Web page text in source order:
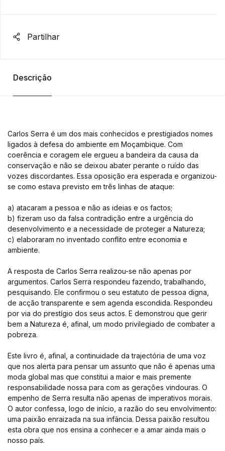
Partilhar
Descrição
Carlos Serra é um dos mais conhecidos e prestigiados nomes
ligados à defesa do ambiente em Moçambique. Com
coerência e coragem ele ergueu a bandeira da causa da
conservação e não se deixou abater perante o ruído das
vozes discordantes. Essa oposição era esperada e organizou-
se como estava previsto em três linhas de ataque:
a) atacaram a pessoa e não as ideias e os factos;
b) fizeram uso da falsa contradição entre a urgência do
desenvolvimento e a necessidade de proteger a Natureza;
c) elaboraram no inventado conflito entre economia e
ambiente.
A resposta de Carlos Serra realizou-se não apenas por
argumentos. Carlos Serra respondeu fazendo, trabalhando,
pesquisando. Ele confirmou o seu estatuto de pessoa digna,
de acção transparente e sem agenda escondida. Respondeu
por via do prestígio dos seus actos. E demonstrou que gerir
bem a Natureza é, afinal, um modo privilegiado de combater a
pobreza.
Este livro é, afinal, a continuidade da trajectória de uma voz
que nos alerta para pensar um assunto que não é apenas uma
moda global mas que constitui a maior e mais premente
responsabilidade nossa para com as gerações vindouras. O
empenho de Serra resulta não apenas de imperativos morais.
O autor confessa, logo de início, a razão do seu envolvimento:
uma paixão enraizada na sua infância. Dessa paixão resultou
esta obra que nos ensina a conhecer e a amar ainda mais o
nosso país.